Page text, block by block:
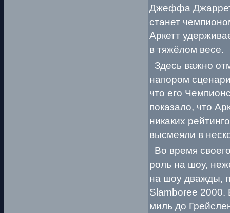
Джеффа
станет
Аркетт
в тяжёлом весе.
Здесь важно
напором
что его
показало, что
никаких
высмеяли в
Во время
роль на шоу,
на шоу дважды,
Slamboree
миль до